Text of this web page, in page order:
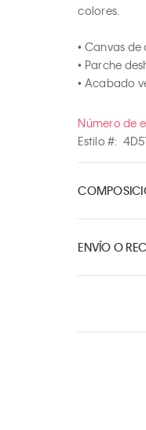
9
colores.
• Canvas
• Parche
• Acabado
Número de
Estilo #:
ENVÍO O